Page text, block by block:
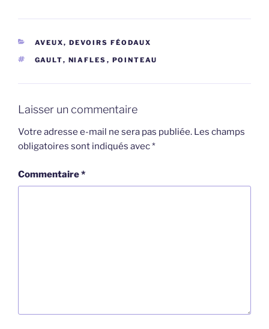
CATÉGORIES
AVEUX, DEVOIRS FÉODAUX
ÉTIQUETTES
GAULT, NIAFLES , POINTEAU
Laisser un commentaire
Votre adresse e-mail ne sera pas publiée. Les champs
obligatoires sont indiqués avec*
Commentaire*